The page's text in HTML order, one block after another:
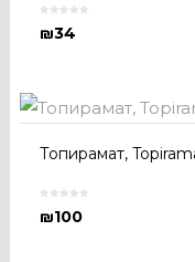
₪34
Топирамат,
₪100